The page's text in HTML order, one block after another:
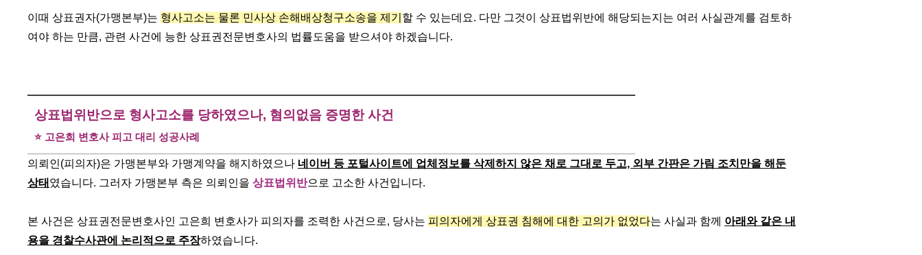
이때 상표권자(가맹본부)는 형사고소는 물론 민사상 손해배상청구소송을 제기 할 수 있는데요. 다만 그것이 상표법위반에 해당되는지는 여러 사실관계를 검토하
여야 하는 만큼, 관련 사건에 능한 상표권전문변호사의 법률도움을 받으셔야 하겠습니다.
상표법위반으로 형사고소를 당하였으나, 혐의없음 증명한 사건
⭐ 고은희 변호사 피고 대리 성공사례
의뢰인(피의자)은 가맹본부와 가맹계약을 해지하였으나 네이버 등 포털사이트에 업체정보를 삭제하지 않은 채로 그대로 두고, 외부 간판은 가림 조치만을 해둔
상태 였습니다. 그러자 가맹본부 측은 의뢰인을 상표법위반으로 고소한 사건입니다.
본 사건은 상표권전문변호사인 고은희 변호사가 피의자를 조력한 사건으로, 당사는 피의자에게 상표권 침해에 대한 고의가 없었다는 사실과 함께 아래와 같은 내
용을 경찰수사관에 논리적으로 주장하였습니다.